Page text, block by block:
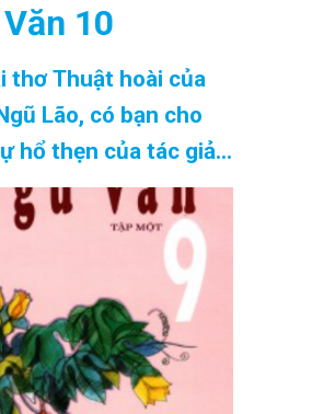
10
thơ Thuật hoài của
Lão, có bạn cho
hổ thẹn của tác giả
kiêu kì. Ngược lại,
ca ngợi và cho rằng
hiện một hoài bão
của người thanh niên
Ý kiến của em về
như thế nào?
ý hay nhất) Cập